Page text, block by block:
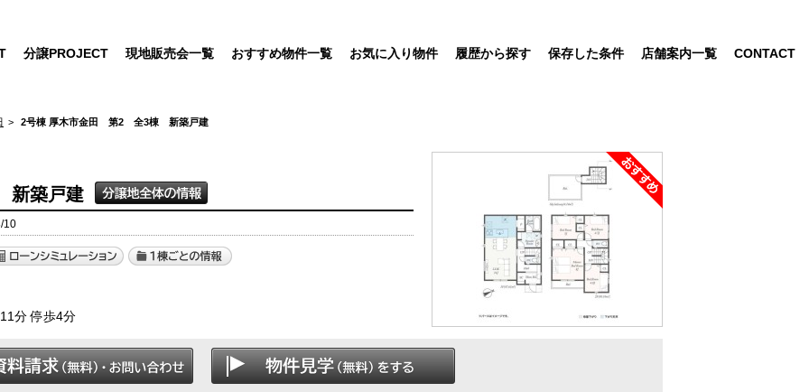
分譲PROJECT 現地販売会一覧 おすすめ物件一覧 お気に入り物件 履歴から探す 保存した条件 店舗案内一覧 CONTACT
2号棟 厚木市金田 第2 全3棟 新築戸建
築戸建
10
分 停歩4分